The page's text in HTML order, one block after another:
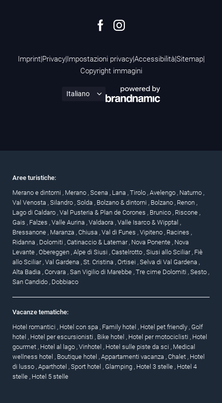
Imprint|Privacy|Impostazioni privacy|Accessibilità|Sitemap|
Copyright immagini
Aree turistiche:
Merano e dintorni , Merano , Scena , Lana , Tirolo , Avelengo , Naturno ,
Val Venosta , Silandro , Solda , Bolzano & dintorni , Bolzano , Renon ,
Lago di Caldaro , Val Pusteria & Plan de Corones , Brunico , Riscone ,
Gais , Falzes , Valle Aurina , Valdaora , Valle Isarco & Wipptal ,
Bressanone , Maranza , Chiusa , Val di Funes , Vipiteno , Racines ,
Ridanna , Dolomiti , Catinaccio & Latemar , Nova Ponente , Nova
Levante , Obereggen , Alpe di Siusi , Castelrotto , Siusi allo Sciliar , Fiè
allo Sciliar , Val Gardena , St. Cristina , Ortisei , Selva di Val Gardena ,
Alta Badia , Corvara , San Vigilio di Marebbe , Tre cime Dolomiti , Sesto ,
San Candido , Dobbiaco
Vacanze tematiche:
Hotel romantici , Hotel con spa , Family hotel , Hotel pet friendly , Golf
hotel , Hotel per escursionisti , Bike hotel , Hotel per motociclisti , Hotel
gourmet , Hotel al lago , Vinhotel , Hotel sulle piste da sci , Medical
wellness hotel , Boutique hotel , Appartamenti vacanza , Chalet , Hotel
di lusso , Aparthotel , Sport hotel , Glamping , Hotel 3 stelle , Hotel 4
stelle , Hotel 5 stelle